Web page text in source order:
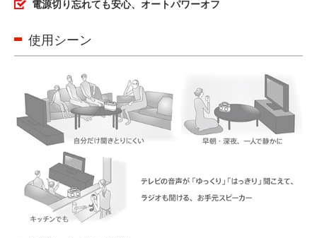
電源切り忘れても安心、オートパワーオフ
使用シーン